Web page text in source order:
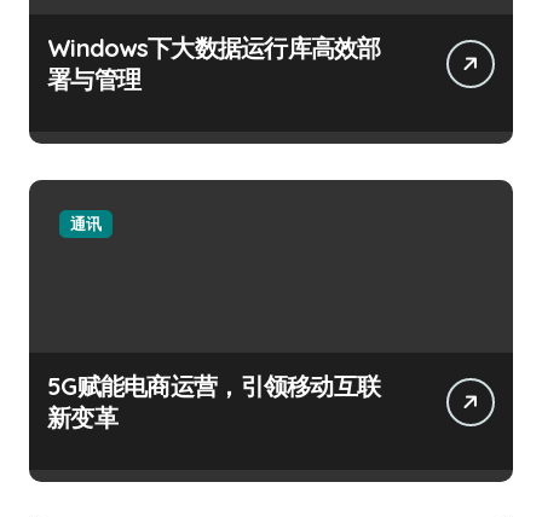
Windows下大数据运行库高效部
署与管理
通讯
5G赋能电商运营，引领移动互联
新变革